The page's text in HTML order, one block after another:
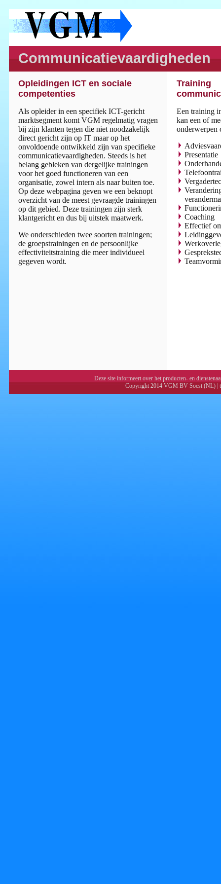
Communicatievaardigheden
Opleidingen ICT en sociale
competenties
Als opleider in een specifiek ICT-gericht
marktsegment komt VGM regelmatig vragen
bij zijn klanten tegen die niet noodzakelijk
direct gericht zijn op IT maar op het
onvoldoende ontwikkeld zijn van specifieke
communicatievaardigheden. Steeds is het
belang gebleken van dergelijke trainingen
voor het goed functioneren van een
organisatie, zowel intern als naar buiten toe.
Op deze webpagina geven we een beknopt
overzicht van de meest gevraagde trainingen
op dit gebied. Deze trainingen zijn sterk
klantgericht en dus bij uitstek maatwerk.
We onderschieden twee soorten trainingen;
de groepstrainingen en de persoonlijke
effectiviteitstraining die meer individueel
gegeven wordt.
Training
Een training
kan een of
onderwerpen
Presentatie
Coaching
Effectief
Deze site informeert over het producten- en
Copyright 2014 VGM BV Soest (NL) |